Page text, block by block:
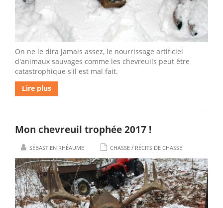
On ne le dira jamais assez, le nourrissage artificiel
d'animaux sauvages comme les chevreuils peut être
catastrophique s'il est mal fait.
Lire plus
Mon chevreuil trophée 2017 !
SÉBASTIEN RHÉAUME CHASSE / RÉCITS DE CHASSE